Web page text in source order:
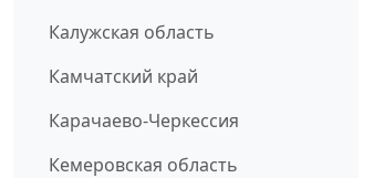
Калужская область
Камчатский край
Карачаево-Черкессия
Кемеровская область